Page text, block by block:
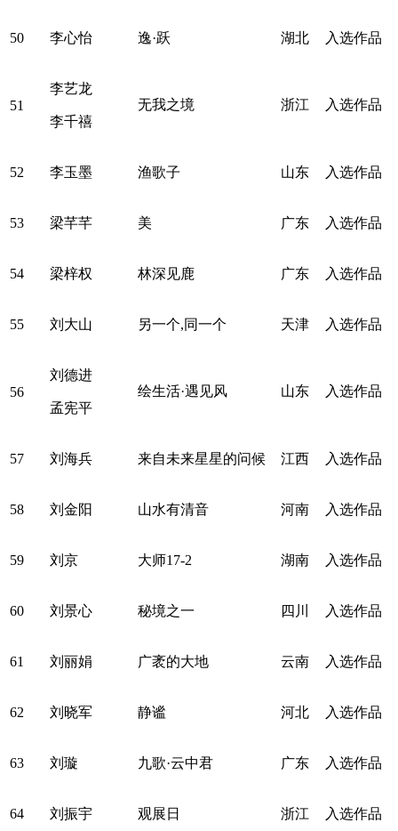
50 李心怡 逸·跃 湖北 入选作品
51
李艺龙
李千禧
无我之境 浙江 入选作品
52 李玉墨 渔歌子 山东 入选作品
53 梁芊芊 美 广东 入选作品
54 梁梓权 林深见鹿 广东 入选作品
55 刘大山 另一个,同一个 天津 入选作品
56
刘德进
孟宪平
绘生活·遇见风 山东 入选作品
57 刘海兵 来自未来星星的问候 江西 入选作品
58 刘金阳 山水有清音 河南 入选作品
59 刘京 大师17-2 湖南 入选作品
60 刘景心 秘境之一 四川 入选作品
61 刘丽娟 广袤的大地 云南 入选作品
62 刘晓军 静谧 河北 入选作品
63 刘璇 九歌·云中君 广东 入选作品
64 刘振宇 观展日 浙江 入选作品